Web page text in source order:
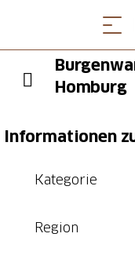
Homburg
Informationen
Kategorie
Region